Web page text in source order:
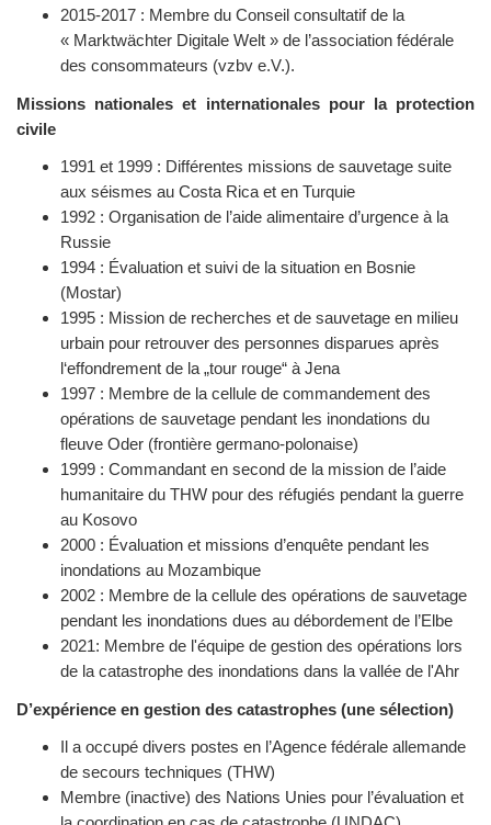
2015-2017 : Membre du Conseil consultatif de la
« Marktwächter Digitale Welt » de l’association fédérale
des consommateurs (vzbv e.V.).
Missions nationales et internationales pour la protection
civile
1991 et 1999 : Différentes missions de sauvetage suite
aux séismes au Costa Rica et en Turquie
1992 : Organisation de l’aide alimentaire d’urgence à la
Russie
1994 : Évaluation et suivi de la situation en Bosnie
(Mostar)
1995 : Mission de recherches et de sauvetage en milieu
urbain pour retrouver des personnes disparues après
l‘effondrement de la „tour rouge“ à Jena
1997 : Membre de la cellule de commandement des
opérations de sauvetage pendant les inondations du
fleuve Oder (frontière germano-polonaise)
1999 : Commandant en second de la mission de l’aide
humanitaire du THW pour des réfugiés pendant la guerre
au Kosovo
2000 : Évaluation et missions d’enquête pendant les
inondations au Mozambique
2002 : Membre de la cellule des opérations de sauvetage
pendant les inondations dues au débordement de l’Elbe
2021: Membre de l'équipe de gestion des opérations lors
de la catastrophe des inondations dans la vallée de l'Ahr
D’expérience en gestion des catastrophes (une sélection)
Il a occupé divers postes en l’Agence fédérale allemande
de secours techniques (THW)
Membre (inactive) des Nations Unies pour l’évaluation et